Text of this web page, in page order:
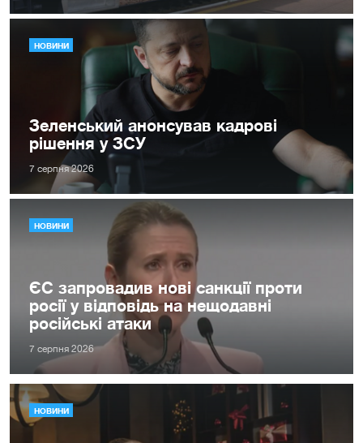
НОВИНИ
Зеленський анонсував кадрові
рішення у ЗСУ
7 серпня 2026
НОВИНИ
ЄС запровадив нові санкції проти
росії у відповідь на нещодавні
російські атаки
7 серпня 2026
НОВИНИ